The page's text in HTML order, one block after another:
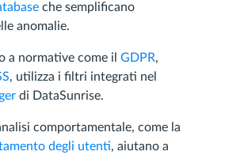
che semplificano
anomalie.
a normative come il GDPR,
, utilizza i filtri integrati nel
di DataSunrise.
comportamentale, come la
degli utenti, aiutano a